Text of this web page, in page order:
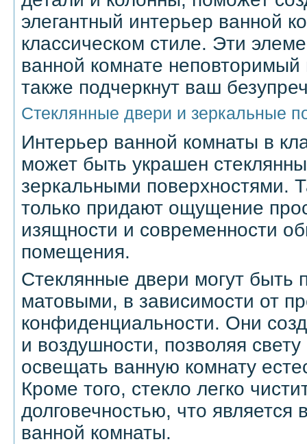
элегантный интерьер ванной
классическом стиле. Эти
ванной комнате
также подчеркнут ваш
Стеклянные двери и зеркальные
Интерьер ванной комнаты в
может быть украшен
зеркальными поверхностями.
только придают ощущение
изящности и современности
помещения.
Стеклянные двери могут быть
матовыми, в зависимости от
конфиденциальности. Они
и воздушности, позволяя
освещать ванную комнату
Кроме того, стекло легко
долговечностью, что
ванной комнаты.